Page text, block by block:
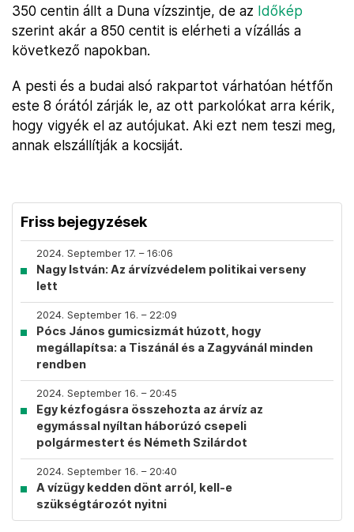
350 centin állt a Duna vízszintje, de az Időkép
szerint akár a 850 centit is elérheti a vízállás a
következő napokban.
A pesti és a budai alsó rakpartot várhatóan hétfőn
este 8 órától zárják le, az ott parkolókat arra kérik,
hogy vigyék el az autójukat. Aki ezt nem teszi meg,
annak elszállítják a kocsiját.
Friss bejegyzések
2024. September 17. – 16:06
Nagy István: Az árvízvédelem politikai verseny
lett
2024. September 16. – 22:09
Pócs János gumicsizmát húzott, hogy
megállapítsa: a Tiszánál és a Zagyvánál minden
rendben
2024. September 16. – 20:45
Egy kézfogásra összehozta az árvíz az
egymással nyíltan háborúzó csepeli
polgármestert és Németh Szilárdot
2024. September 16. – 20:40
A vízügy kedden dönt arról, kell-e
szükségtározót nyitni